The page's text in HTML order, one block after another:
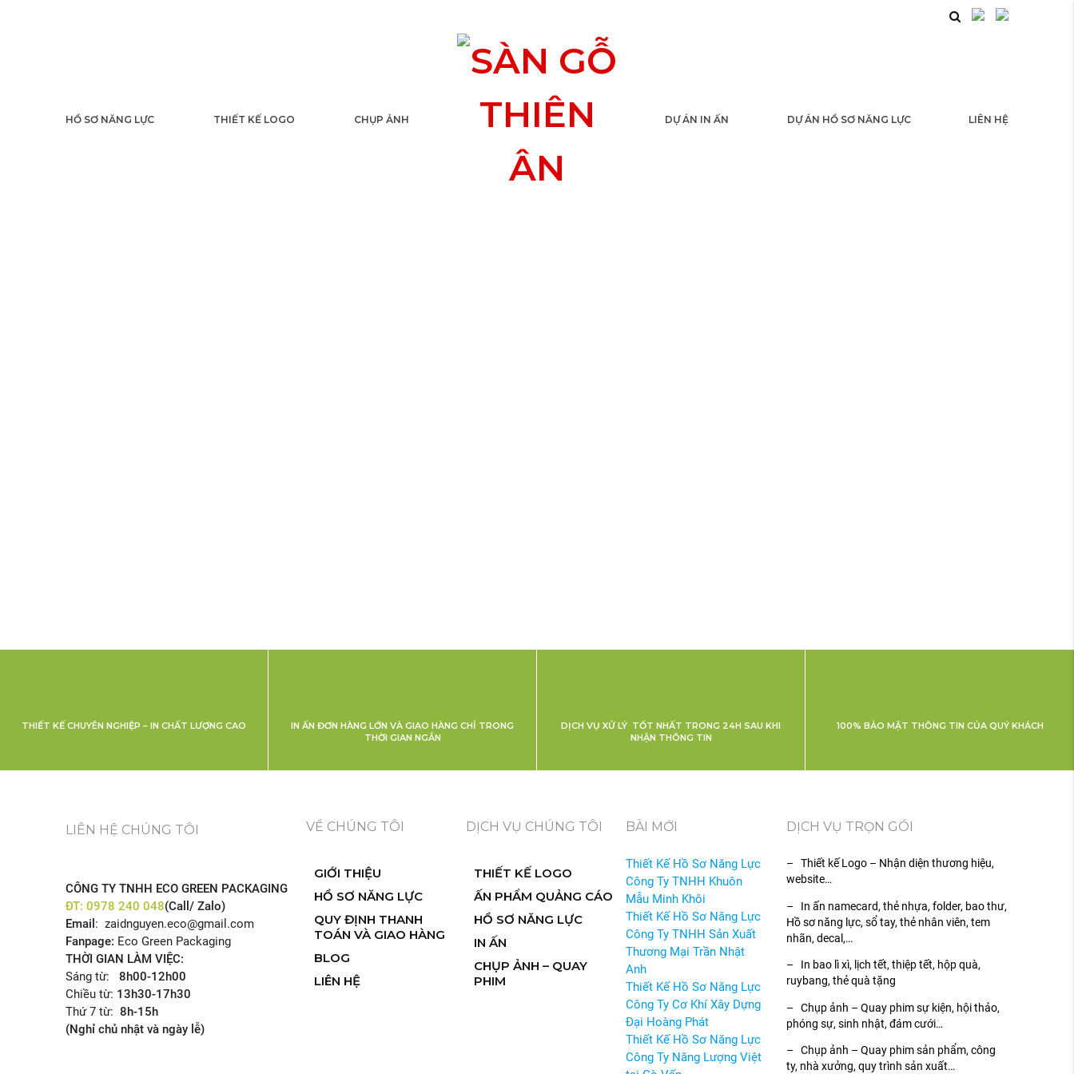
HỒ SƠ NĂNG LỰC THIẾT KẾ LOGO CHỤP ẢNH DỰ ÁN IN ẤN DỰ ÁN HỒ SƠ NĂNG LỰC LIÊN HỆ
THIẾT KẾ LOGO 5S CAFE ẤN TƯỢNG
THIẾT KẾ CHUYÊN NGHIỆP – IN CHẤT LƯỢNG CAO
IN ẤN ĐƠN HÀNG LỚN VÀ GIAO HÀNG CHỈ TRONG
THỜI GIAN NGẮN
DỊCH VỤ XỬ LÝ TỐT NHẤT TRONG 24H SAU KHI
NHẬN THÔNG TIN
100% BẢO MẬT THÔNG TIN CỦA QUÝ KHÁCH
LIÊN HỆ CHÚNG TÔI
CÔNG TY TNHH ECO GREEN PACKAGING
ĐT: 0978 240 048(Call/ Zalo)
Email : zaidnguyen.eco@gmail.com
Fanpage: Eco Green Packaging
THỜI GIAN LÀM VIỆC:
Sáng từ: 8h00-12h00
Chiều từ: 13h30-17h30
Thứ 7 từ: 8h-15h
(Nghỉ chủ nhật và ngày lễ)
VỀ CHÚNG TÔI
GIỚI THIỆU
HỒ SƠ NĂNG LỰC
QUY ĐỊNH THANH
TOÁN VÀ GIAO HÀNG
BLOG
LIÊN HỆ
DỊCH VỤ CHÚNG TÔI
THIẾT KẾ LOGO
ẤN PHẨM QUẢNG CÁO
HỒ SƠ NĂNG LỰC
IN ẤN
CHỤP ẢNH – QUAY
PHIM
BÀI MỚI
Thiết Kế Hồ Sơ Năng Lực
Công Ty TNHH Khuôn
Mẫu Minh Khôi
Thiết Kế Hồ Sơ Năng Lực
Công Ty TNHH Sản Xuất
Thương Mại Trần Nhật
Anh
Thiết Kế Hồ Sơ Năng Lực
Công Ty Cơ Khí Xây Dựng
Đại Hoàng Phát
Thiết Kế Hồ Sơ Năng Lực
Công Ty Năng Lượng Việt
DỊCH VỤ TRỌN GÓI
– Thiết kế Logo – Nhận diện thương hiệu,
website…
– In ấn namecard, thẻ nhựa, folder, bao thư,
Hồ sơ năng lực, sổ tay, thẻ nhân viên, tem
nhãn, decal,…
– In bao lì xì, lịch tết, thiệp tết, hộp quà,
ruybang, thẻ quà tặng
– Chụp ảnh – Quay phim sự kiện, hội thảo,
phóng sự, sinh nhật, đám cưới…
– Chụp ảnh – Quay phim sản phẩm, công
ty, nhà xưởng, quy trình sản xuất…